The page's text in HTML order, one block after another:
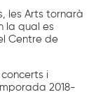
les Arts tornarà
la qual es
Centre de
i
2018-